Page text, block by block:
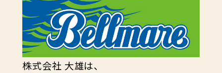
株式会社 大雄は、